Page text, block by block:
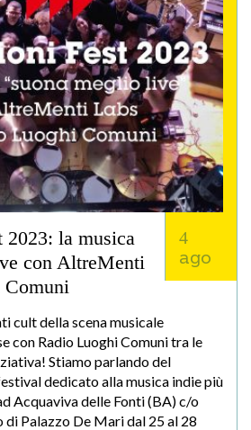
4
ago
2023: la musica
con AltreMenti
Comuni
cult della scena musicale
con Radio Luoghi Comuni tra le
Stiamo parlando del
dedicato alla musica indie più
Acquaviva delle Fonti (BA) c/o
Palazzo De Mari dal 25 al 28